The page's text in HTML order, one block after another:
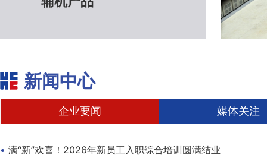
新闻中心
企业要闻 媒体关注
· 满“新”欢喜！2026年新员工入职综合培训圆满结业